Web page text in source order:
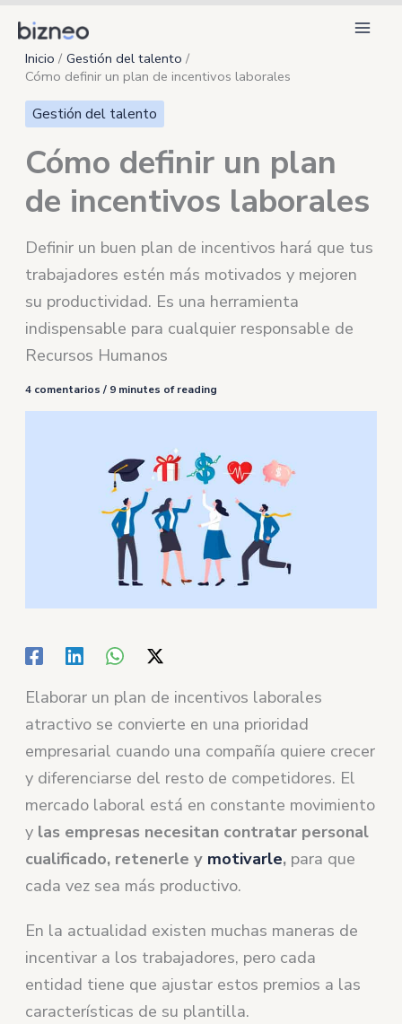
contenido
Inicio
Gestión del talento
Cómo definir un plan de incentivos laborales
Gestión del talento
Cómo definir un plan
de incentivos laborales
Definir un buen plan de incentivos hará que tus
trabajadores estén más motivados y mejoren
su productividad. Es una herramienta
indispensable para cualquier responsable de
Recursos Humanos
4 comentarios / 9 minutes of reading
Elaborar un plan de incentivos laborales
atractivo se convierte en una prioridad
empresarial cuando una compañía quiere crecer
y diferenciarse del resto de competidores. El
mercado laboral está en constante movimiento
y las empresas necesitan contratar personal
cualificado, retenerle y motivarle, para que
cada vez sea más productivo.
En la actualidad existen muchas maneras de
incentivar a los trabajadores, pero cada
entidad tiene que ajustar estos premios a las
características de su plantilla.